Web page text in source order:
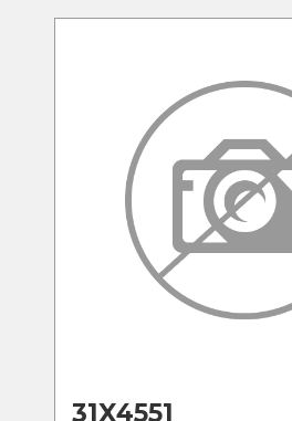
31X4551